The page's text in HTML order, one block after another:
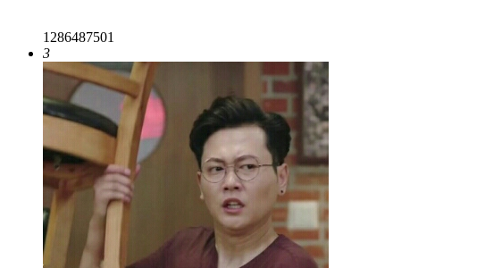
1286487501
3